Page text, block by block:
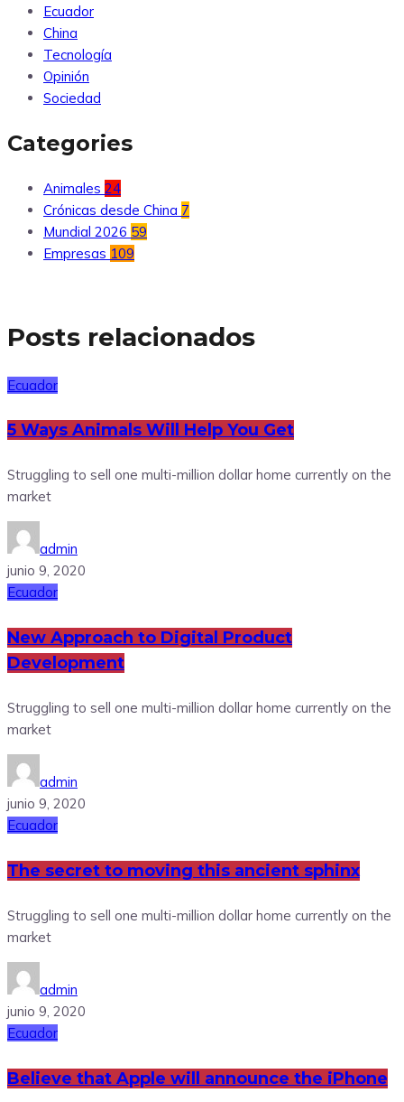
Ecuador
China
Tecnología
Opinión
Sociedad
Categories
Animales 24
Crónicas desde China 7
Mundial 2026 59
Empresas 109
Posts relacionados
Ecuador
5 Ways Animals Will Help You Get
Struggling to sell one multi-million dollar home currently on the
market
admin
junio 9, 2020
Ecuador
New Approach to Digital Product
Development
Struggling to sell one multi-million dollar home currently on the
market
admin
junio 9, 2020
Ecuador
The secret to moving this ancient sphinx
Struggling to sell one multi-million dollar home currently on the
market
admin
junio 9, 2020
Ecuador
Believe that Apple will announce the iPhone